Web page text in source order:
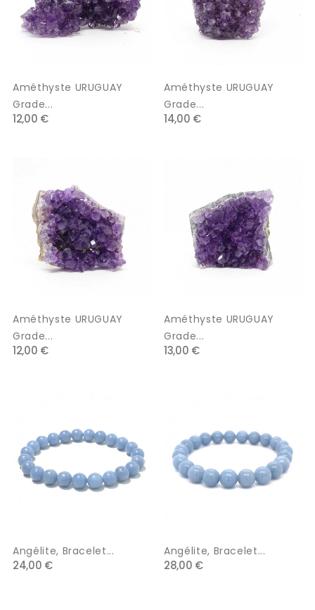
Améthyste URUGUAY
Grade...
12,00 €
Améthyste URUGUAY
Grade...
14,00 €
Améthyste URUGUAY
Grade...
12,00 €
Améthyste URUGUAY
Grade...
13,00 €
Angélite, Bracelet...
24,00 €
Angélite, Bracelet...
28,00 €